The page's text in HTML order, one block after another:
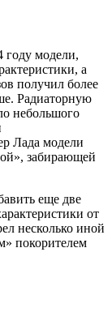
году модели,
а
получил более
Радиаторную
небольшого
Лада модели
забирающей
еще две
от
несколько иной
покорителем